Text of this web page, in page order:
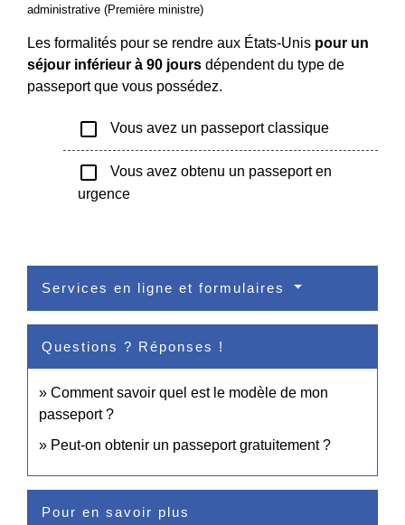
administrative (Première ministre)
Les formalités pour se rendre aux États-Unis pour un
séjour inférieur à 90 jours dépendent du type de
passeport que vous possédez.
check_box_outline_blank Vous avez un passeport classique
check_box_outline_blank
Vous avez obtenu un passeport en
urgence
Services en ligne et formulaires
Questions ? Réponses !
Comment savoir quel est le modèle de mon
passeport ?
Peut-on obtenir un passeport gratuitement ?
Pour en savoir plus